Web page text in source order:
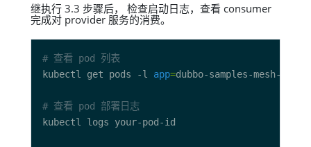
继执行 3.3 步骤后， 检查启动日志，查看 consumer
完成对 provider 服务的消费。
# 查看 pod 列表
kubectl get pods -l app=
# 查看 pod 部署日志